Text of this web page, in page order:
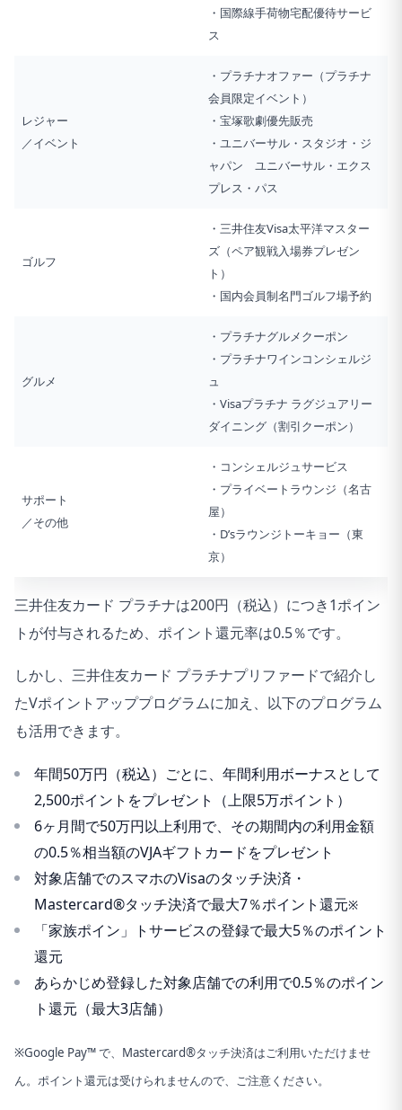
・国際線手荷物宅配優待サービ
ス
レジャー
／イベント
・プラチナオファー（プラチナ
会員限定イベント）
・宝塚歌劇優先販売
・ユニバーサル・スタジオ・ジ
ャパン ユニバーサル・エクス
プレス・パス
ゴルフ
・三井住友Visa太平洋マスター
ズ（ペア観戦入場券プレゼン
ト）
・国内会員制名門ゴルフ場予約
グルメ
・プラチナグルメクーポン
・プラチナワインコンシェルジ
ュ
・Visaプラチナ ラグジュアリー
ダイニング（割引クーポン）
サポート
／その他
・コンシェルジュサービス
・プライベートラウンジ（名古
屋）
・D’sラウンジトーキョー（東
京）
三井住友カード プラチナは200円（税込）につき1ポイン
トが付与されるため、ポイント還元率は0.5％です。
しかし、三井住友カード プラチナプリファードで紹介し
たVポイントアッププログラムに加え、以下のプログラム
も活用できます。
年間50万円（税込）ごとに、年間利用ボーナスとして
2,500ポイントをプレゼント（上限5万ポイント）
6ヶ月間で50万円以上利用で、その期間内の利用金額
の0.5％相当額のVJAギフトカードをプレゼント
対象店舗でのスマホのVisaのタッチ決済・
Mastercard®タッチ決済で最大7％ポイント還元※
「家族ポイン」トサービスの登録で最大5％のポイント
還元
あらかじめ登録した対象店舗での利用で0.5％のポイン
ト還元（最大3店舗）
※Google Pay™ で、Mastercard®タッチ決済はご利用いただけませ
ん。ポイント還元は受けられませんので、ご注意ください。